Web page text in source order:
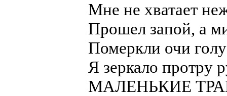
Мне не хватает
Прошел запой, а
Померкли очи
Я зеркало протру
МАЛЕНЬКИЕ